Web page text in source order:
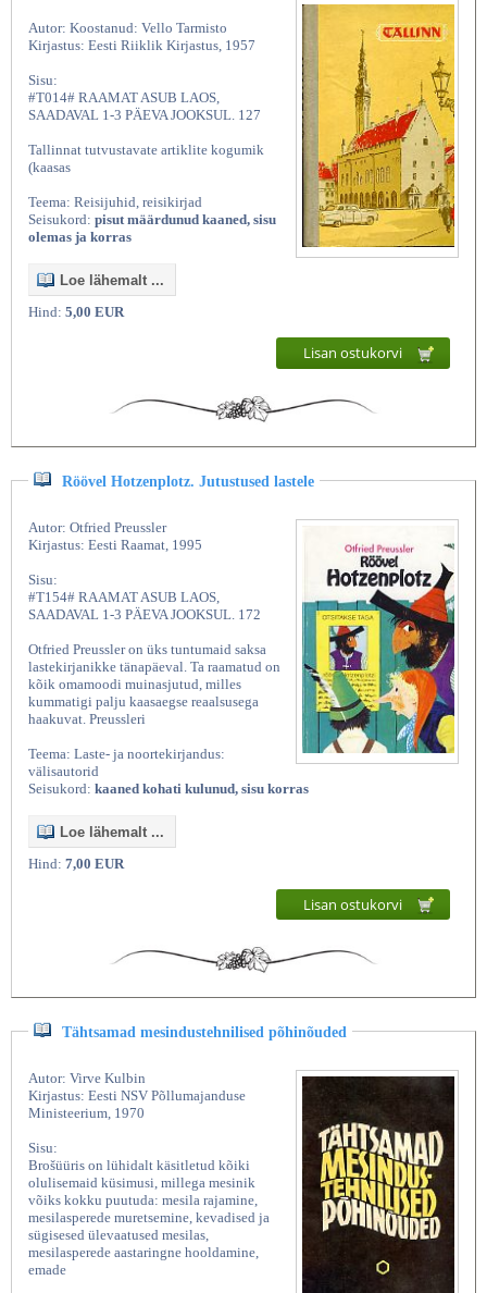
Autor: Koostanud: Vello Tarmisto
Kirjastus: Eesti Riiklik Kirjastus, 1957
Sisu:
#T014# RAAMAT ASUB LAOS,
SAADAVAL 1-3 PÄEVA JOOKSUL. 127
Tallinnat tutvustavate artiklite kogumik
(kaasas
Teema: Reisijuhid, reisikirjad
Seisukord: pisut määrdunud kaaned, sisu
olemas ja korras
Loe lähemalt ...
Hind: 5,00 EUR
Lisan ostukorvi
Röövel Hotzenplotz. Jutustused lastele
Autor: Otfried Preussler
Kirjastus: Eesti Raamat, 1995
Sisu:
#T154# RAAMAT ASUB LAOS,
SAADAVAL 1-3 PÄEVA JOOKSUL. 172
Otfried Preussler on üks tuntumaid saksa
lastekirjanikke tänapäeval. Ta raamatud on
kõik omamoodi muinasjutud, milles
kummatigi palju kaasaegse reaalsusega
haakuvat. Preussleri
Teema: Laste- ja noortekirjandus:
välisautorid
Seisukord: kaaned kohati kulunud, sisu korras
Loe lähemalt ...
Hind: 7,00 EUR
Lisan ostukorvi
Tähtsamad mesindustehnilised põhinõuded
Autor: Virve Kulbin
Kirjastus: Eesti NSV Põllumajanduse
Ministeerium, 1970
Sisu:
Brošüüris on lühidalt käsitletud kõiki
olulisemaid küsimusi, millega mesinik
võiks kokku puutuda: mesila rajamine,
mesilasperede muretsemine, kevadised ja
sügisesed ülevaatused mesilas,
mesilasperede aastaringne hooldamine,
emade